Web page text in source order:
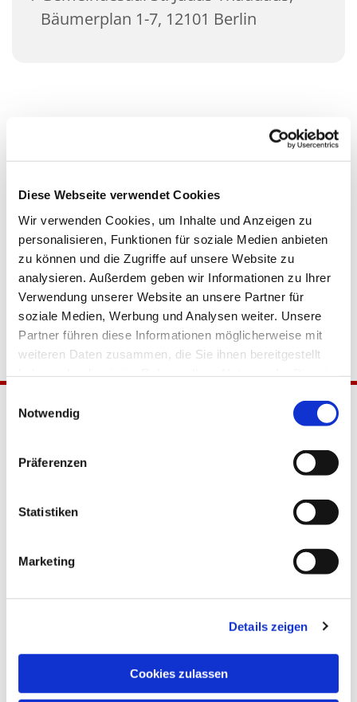
Diese Webseite verwendet Cookies
Wir verwenden Cookies, um Inhalte und Anzeigen zu
personalisieren, Funktionen für soziale Medien anbieten
zu können und die Zugriffe auf unsere Website zu
analysieren. Außerdem geben wir Informationen zu Ihrer
Verwendung unserer Website an unsere Partner für
soziale Medien, Werbung und Analysen weiter. Unsere
Partner führen diese Informationen möglicherweise mit
weiteren Daten zusammen, die Sie ihnen bereitgestellt
Notwendig
Präferenzen
Statistiken
Marketing
Details zeigen
Cookies zulassen
Bäumerplan 1-7, 12101 Berlin
Tempelhof-Buckow
Gottesdienste